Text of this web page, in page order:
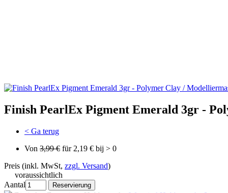
Finish PearlEx Pigment Emerald 3gr -
< Ga terug
Von 3,99 € für 2,19 € bij > 0
Preis (inkl. MwSt, zzgl. Versand)
voraussichtlich
Aantal